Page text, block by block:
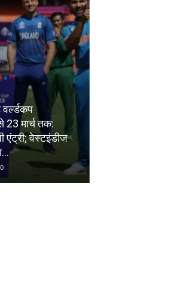
23 मार्च तक:
एंट्री; वेस्टइंडीज
0